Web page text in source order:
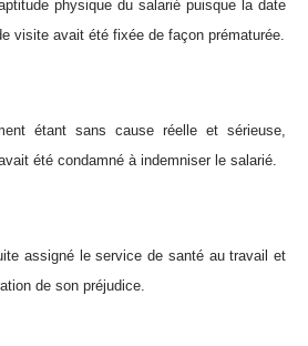
physique du salarié puisque la date
visite avait été fixée de façon prématurée.
étant sans cause réelle et sérieuse,
été condamné à indemniser le salarié.
assigné le service de santé au travail et
de son préjudice.